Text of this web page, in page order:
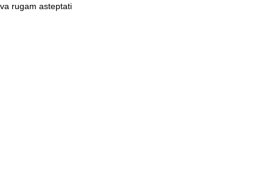
va rugam asteptati